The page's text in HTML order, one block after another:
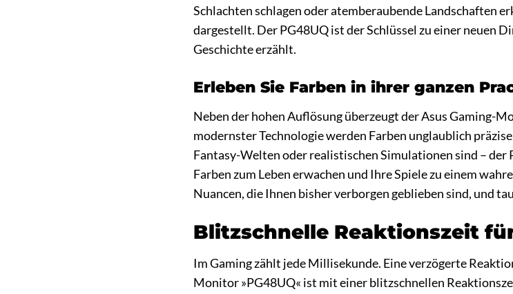
Schlachten schlagen oder atemberaubende Landschaften
dargestellt. Der PG48UQ ist der Schlüssel zu einer neuen
Geschichte erzählt.
Erleben Sie Farben in ihrer ganzen
Neben der hohen Auflösung überzeugt der Asus Gaming-
modernster Technologie werden Farben unglaublich
Fantasy-Welten oder realistischen Simulationen sind –
Farben zum Leben erwachen und Ihre Spiele zu einem
Nuancen, die Ihnen bisher verborgen geblieben sind, und
Blitzschnelle Reaktionszeit
Im Gaming zählt jede Millisekunde. Eine verzögerte
Monitor »PG48UQ« ist mit einer blitzschnellen